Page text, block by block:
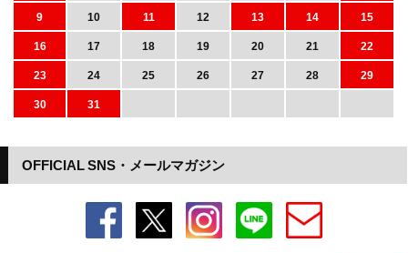
OFFICIAL SNS・メールマガジン
9
10 11 12 13 14
15
16
17 18 19 20 21
22
23
24 25 26 27 28
29
30
31